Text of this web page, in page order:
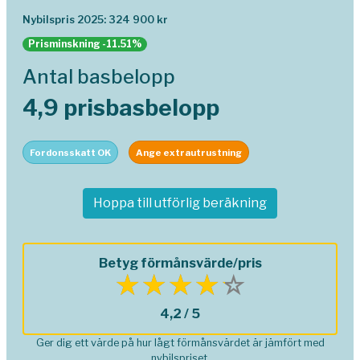
Nybilspris 2025: 324 900 kr
Prisminskning -11.51%
Antal basbelopp
4,9 prisbasbelopp
Fordonsskatt OK Ange extrautrustning
Hoppa till utförlig beräkning
Betyg förmånsvärde/pris
4,2 / 5
Ger dig ett värde på hur lågt förmånsvärdet är jämfört med